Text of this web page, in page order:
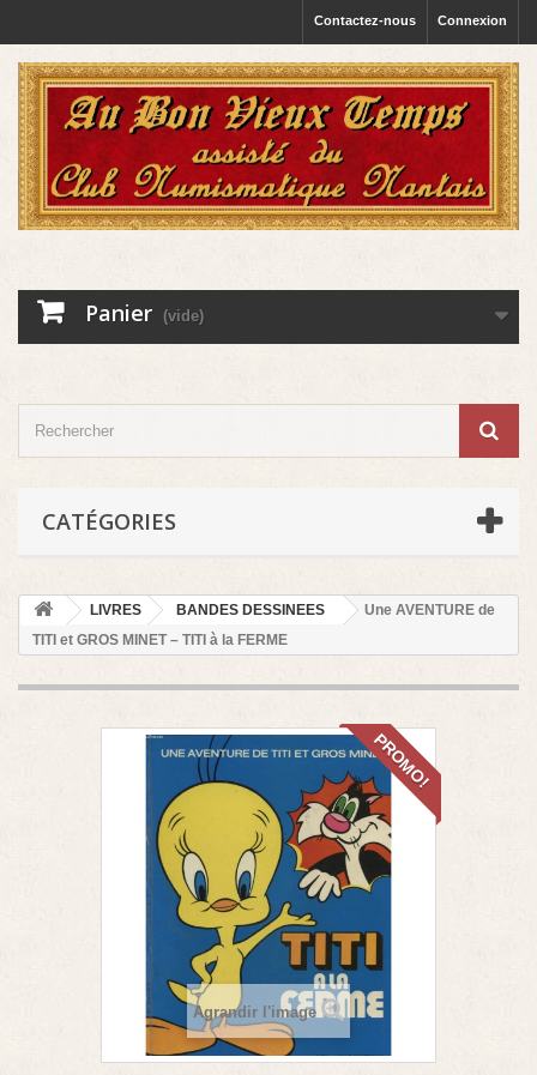
Connexion
Contactez-nous
Panier (vide)
CATÉGORIES
LIVRES BANDES DESSINEES
Une AVENTURE de
TITI et GROS MINET – TITI à la FERME
PROMO!
Agrandir l'image